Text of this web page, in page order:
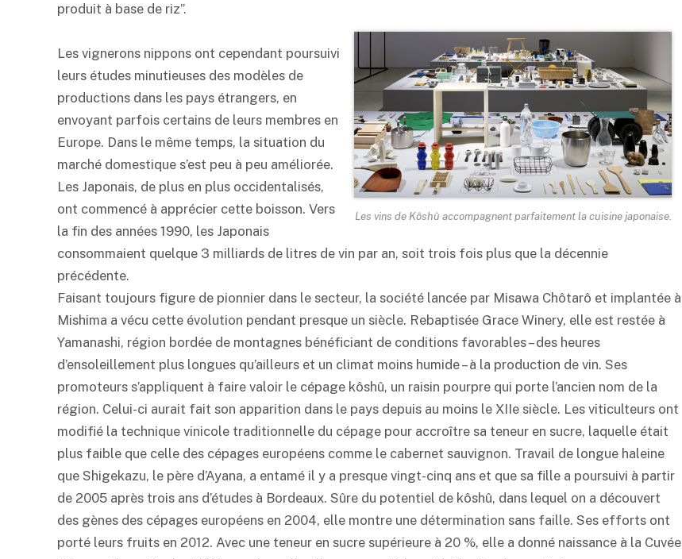
produit à base de riz”.
Les vins de Kôshû accompagnent parfaitement la cuisine japonaise.
Les vignerons nippons ont cependant poursuivi
leurs études minutieuses des modèles de
productions dans les pays étrangers, en
envoyant parfois certains de leurs membres en
Europe. Dans le même temps, la situation du
marché domestique s’est peu à peu améliorée.
Les Japonais, de plus en plus occidentalisés,
ont commencé à apprécier cette boisson. Vers
la fin des années 1990, les Japonais
consommaient quelque 3 milliards de litres de vin par an, soit trois fois plus que la décennie
précédente.
Faisant toujours figure de pionnier dans le secteur, la société lancée par Misawa Chôtarô et implantée à
Mishima a vécu cette évolution pendant presque un siècle. Rebaptisée Grace Winery, elle est restée à
Yamanashi, région bordée de montagnes bénéficiant de conditions favorables – des heures
d’ensoleillement plus longues qu’ailleurs et un climat moins humide – à la production de vin. Ses
promoteurs s’appliquent à faire valoir le cépage kôshû, un raisin pourpre qui porte l’ancien nom de la
région. Celui-ci aurait fait son apparition dans le pays depuis au moins le XIIe siècle. Les viticulteurs ont
modifié la technique vinicole traditionnelle du cépage pour accroître sa teneur en sucre, laquelle était
plus faible que celle des cépages européens comme le cabernet sauvignon. Travail de longue haleine
que Shigekazu, le père d’Ayana, a entamé il y a presque vingt-cinq ans et que sa fille a poursuivi à partir
de 2005 après trois ans d’études à Bordeaux. Sûre du potentiel de kôshû, dans lequel on a découvert
des gènes des cépages européens en 2004, elle montre une détermination sans faille. Ses efforts ont
porté leurs fruits en 2012. Avec une teneur en sucre supérieure à 20 %, elle a donné naissance à la Cuvée